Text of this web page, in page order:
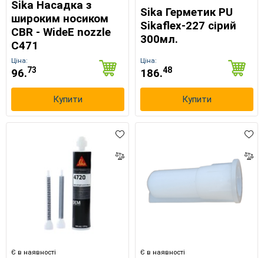
Sika Насадка з
широким носиком
CBR - WideЕ nozzle
C471
Ціна:
96.73
Купити
Sika Герметик PU
Sikaflex-227 сірий
300мл.
Ціна:
186.48
Купити
Є в наявності Є в наявності